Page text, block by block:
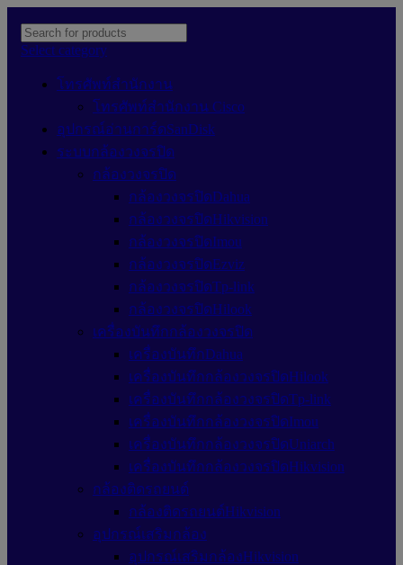
Select category
โทรศัพท์สำนักงาน
โทรศัพท์สำนักงาน Cisco
อุปกรณ์อ่านการ์ดSanDisk
ระบบกล้องวงจรปิด
กล้องวงจรปิด
กล้องวงจรปิดDahua
กล้องวงจรปิดHikvision
กล้องวงจรปิดImou
กล้องวงจรปิดEzviz
กล้องวงจรปิดTp-link
กล้องวงจรปิดHilook
เครื่องบันทึกกล้องวงจรปิด
เครื่องบันทึกDahua
เครื่องบันทึกกล้องวงจรปิดHilook
เครื่องบันทึกกล้องวงจรปิดTp-link
เครื่องบันทึกกล้องวงจรปิดImou
เครื่องบันทึกกล้องวงจรปิดUniarch
เครื่องบันทึกกล้องวงจรปิดHikvision
กล้องติดรถยนต์
กล้องติดรถยนต์Hikvision
อุปกรณ์เสริมกล้อง
อุปกรณ์เสริมกล้องHikvision